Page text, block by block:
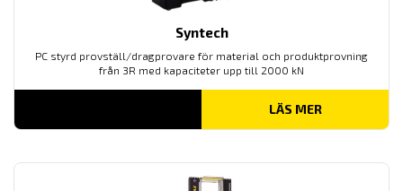
Syntech
PC styrd provställ/dragprovare för material och produktprovning
från 3R med kapaciteter upp till 2000 kN
LÄS MER